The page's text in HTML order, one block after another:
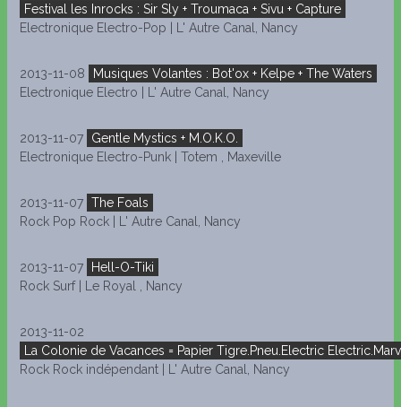
Festival les Inrocks : Sir Sly + Troumaca + Sivu + Capture
Electronique Electro-Pop | L' Autre Canal, Nancy
2013-11-08
Musiques Volantes : Bot'ox + Kelpe + The Waters
Electronique Electro | L' Autre Canal, Nancy
2013-11-07
Gentle Mystics + M.O.K.O.
Electronique Electro-Punk | Totem , Maxeville
2013-11-07 The Foals
Rock Pop Rock | L' Autre Canal, Nancy
2013-11-07
Hell-O-Tiki
Rock Surf | Le Royal , Nancy
2013-11-02
La Colonie de Vacances = Papier Tigre.Pneu.Electric
Rock Rock indépendant | L' Autre Canal, Nancy